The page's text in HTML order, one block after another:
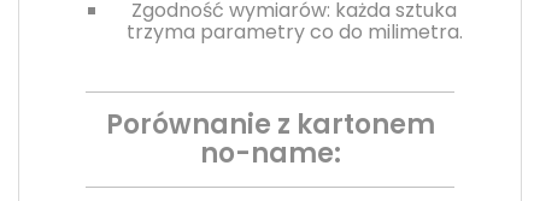
Zgodność wymiarów: każda sztuka
trzyma parametry co do milimetra.
Porównanie z kartonem
no-name: